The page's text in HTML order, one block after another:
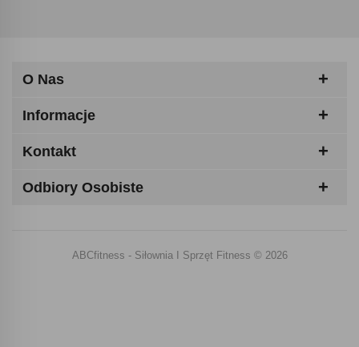
O Nas
Informacje
Kontakt
Odbiory Osobiste
ABCfitness - Siłownia I Sprzęt Fitness © 2026